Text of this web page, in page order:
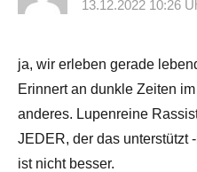
13.12.2022 10:26
ja, wir erleben gerade
Erinnert an dunkle Zeiten
anderes. Lupenreine
JEDER, der das unterstützt
ist nicht besser.